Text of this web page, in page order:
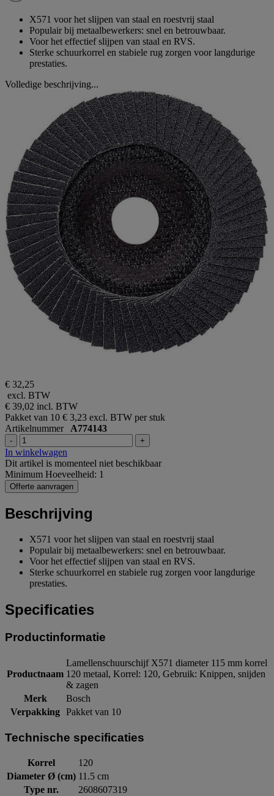
X571 voor het slijpen van staal en roestvrij staal
Populair bij metaalbewerkers: snel en betrouwbaar.
Voor het effectief slijpen van staal en RVS.
Sterke schuurkorrel en stabiele rug zorgen voor langdurige
prestaties.
Volledige beschrijving...
€ 32,25
excl. BTW
€ 39,02 incl. BTW
Pakket van 10 € 3,23 excl. BTW per stuk
Artikelnummer A774143
- +
In winkelwagen
Dit artikel is momenteel niet beschikbaar
Minimum Hoeveelheid: 1
Offerte aanvragen
Beschrijving
X571 voor het slijpen van staal en roestvrij staal
Populair bij metaalbewerkers: snel en betrouwbaar.
Voor het effectief slijpen van staal en RVS.
Sterke schuurkorrel en stabiele rug zorgen voor langdurige
prestaties.
Specificaties
Productinformatie
Productnaam
Lamellenschuurschijf X571 diameter 115 mm korrel
120 metaal, Korrel: 120, Gebruik: Knippen, snijden
& zagen
Merk
Bosch
Verpakking Pakket van 10
Technische specificaties
Korrel
120
Diameter Ø (cm) 11.5 cm
Type nr.
2608607319